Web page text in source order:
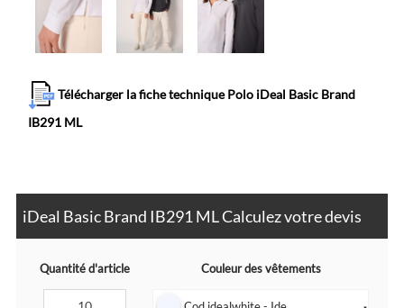
Télécharger la fiche technique Polo iDeal Basic Brand
IB291 ML
iDeal Basic Brand IB291 ML Calculez votre devis
Quantité d'article Couleur des vêtements